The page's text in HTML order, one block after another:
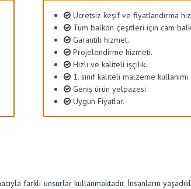
Ücretsiz keşif ve fiyatlandırma
Tüm balkon çeşitleri için cam
Garantili hizmet.
Projelendirme hizmeti.
Hızlı ve kaliteli işçilik.
1. sınıf kaliteli malzeme kullanımı.
Geniş ürün yelpazesi.
Uygun Fiyatlar.
farklı unsurlar kullanmaktadır. İnsanların